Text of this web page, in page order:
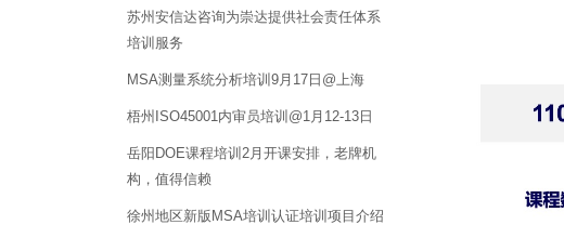
苏州安信达咨询为崇达提供社会责任体系
培训服务
MSA测量系统分析培训9月17日@上海
梧州ISO45001内审员培训@1月12-13日
岳阳DOE课程培训2月开课安排，老牌机
构，值得信赖
徐州地区新版MSA培训认证培训项目介绍